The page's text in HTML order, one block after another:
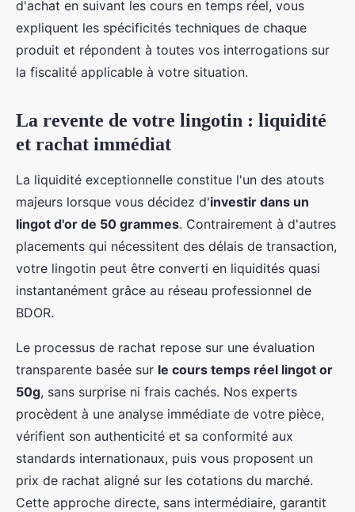
d'achat en suivant les cours en temps réel, vous
expliquent les spécificités techniques de chaque
produit et répondent à toutes vos interrogations sur
la fiscalité applicable à votre situation.
La revente de votre lingotin : liquidité
et rachat immédiat
La liquidité exceptionnelle constitue l'un des atouts
majeurs lorsque vous décidez d'investir dans un
lingot d'or de 50 grammes. Contrairement à d'autres
placements qui nécessitent des délais de transaction,
votre lingotin peut être converti en liquidités quasi
instantanément grâce au réseau professionnel de
BDOR.
Le processus de rachat repose sur une évaluation
transparente basée sur le cours temps réel lingot or
50g, sans surprise ni frais cachés. Nos experts
procèdent à une analyse immédiate de votre pièce,
vérifient son authenticité et sa conformité aux
standards internationaux, puis vous proposent un
prix de rachat aligné sur les cotations du marché.
Cette approche directe, sans intermédiaire, garantit